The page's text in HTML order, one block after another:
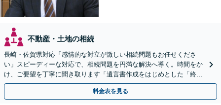
不動産・土地の相続
長崎・佐賀県対応「感情的な対立が激しい相続問題もお任せくださ
い」スピーディーな対応で、相続問題を円満な解決へ導く。時間をか
け、ご要望を丁寧に聞き取ります「遺言書作成をはじめとした「終
活」もサポート」【バリアフリー】【完全個室対応】
料金表を見る